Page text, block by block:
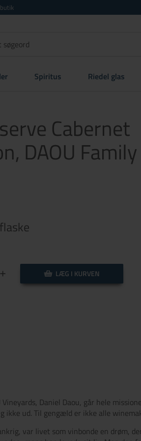
Spiritus Riedel glas
Cabernet
DAOU
+ LÆG I KURVEN
Vineyards, Daniel Daou, går hele
ikke ud. Til gengæld er ikke alle
var livet som vinbonde en drøm,